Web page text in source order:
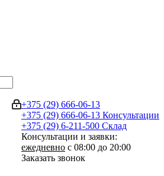
+375 (29) 666-06-13
+375 (29) 666-06-13 Консультации
+375 (29) 6-211-500 Склад
Консультации и заявки:
ежедневно с 08:00 до 20:00
Заказать звонок